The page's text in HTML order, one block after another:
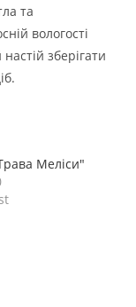
та
вологості
зберігати
Меліси"